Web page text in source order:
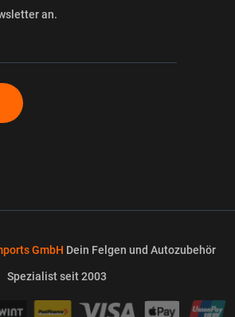
an.
GmbH Dein Felgen und Autozubehör
Spezialist seit 2003